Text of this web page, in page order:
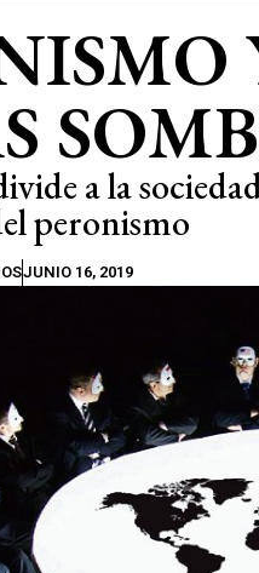
a la
peronismo
JUNIO 16, 2019